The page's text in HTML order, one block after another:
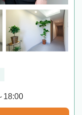
18:00